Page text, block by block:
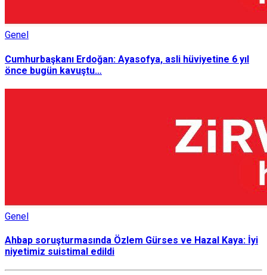
Genel
Cumhurbaşkanı Erdoğan: Ayasofya, asli hüviyetine 6 yıl
önce bugün kavuştu…
Genel
Ahbap soruşturmasında Özlem Gürses ve Hazal Kaya: İyi
niyetimiz suistimal edildi